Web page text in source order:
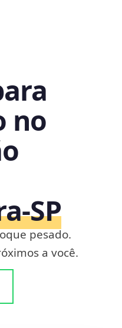
no
pesado.
a você.